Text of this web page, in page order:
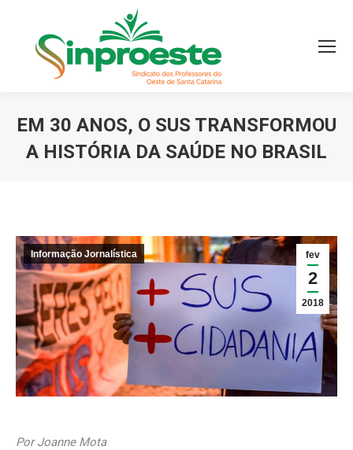
EM 30 ANOS, O SUS TRANSFORMOU
A HISTÓRIA DA SAÚDE NO BRASIL
fev
2
2018
Informação Jornalística
Por Joanne Mota